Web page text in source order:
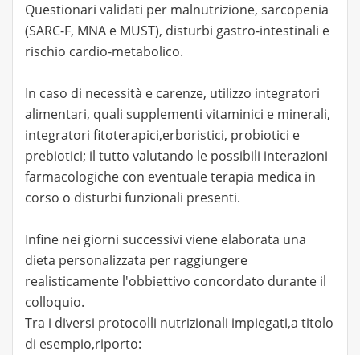
Questionari validati per malnutrizione, sarcopenia
(SARC-F, MNA e MUST), disturbi gastro-intestinali e
rischio cardio-metabolico.
In caso di necessità e carenze, utilizzo integratori
alimentari, quali supplementi vitaminici e minerali,
integratori fitoterapici,erboristici, probiotici e
prebiotici; il tutto valutando le possibili interazioni
farmacologiche con eventuale terapia medica in
corso o disturbi funzionali presenti.
Infine nei giorni successivi viene elaborata una
dieta personalizzata per raggiungere
realisticamente l'obbiettivo concordato durante il
colloquio.
Tra i diversi protocolli nutrizionali impiegati,a titolo
di esempio,riporto: